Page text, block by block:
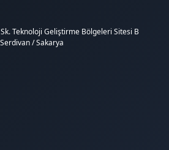
Teknoloji Geliştirme Bölgeleri Sitesi B
/ Sakarya